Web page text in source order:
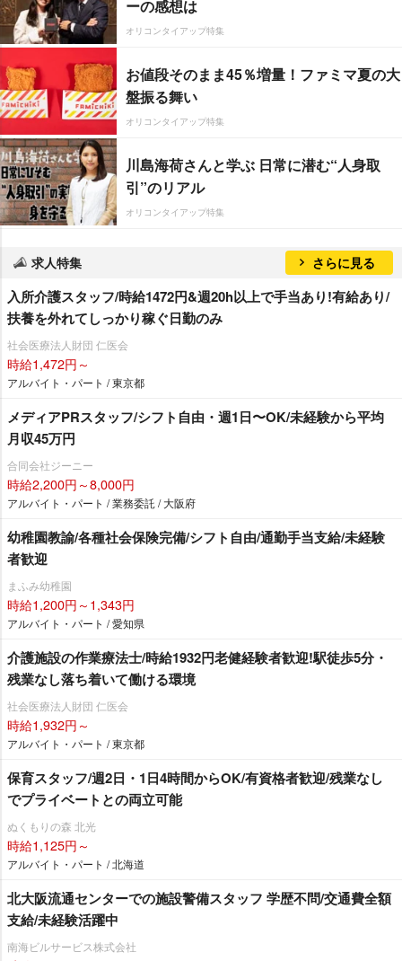
ーの感想は
オリコンタイアップ特集
お値段そのまま45％増量！ファミマ夏の大
盤振る舞い
オリコンタイアップ特集
川島海荷さんと学ぶ 日常に潜む“人身取
引”のリアル
オリコンタイアップ特集
求人特集 さらに見る
入所介護スタッフ/時給1472円&週20h以上で手当あり!有給あり/
扶養を外れてしっかり稼ぐ日勤のみ
社会医療法人財団 仁医会
時給1,472円～
アルバイト・パート / 東京都
メディアPRスタッフ/シフト自由・週1日〜OK/未経験から平均
月収45万円
合同会社ジーニー
時給2,200円～8,000円
アルバイト・パート / 業務委託 / 大阪府
幼稚園教諭/各種社会保険完備/シフト自由/通勤手当支給/未経験
者歓迎
まふみ幼稚園
時給1,200円～1,343円
アルバイト・パート / 愛知県
介護施設の作業療法士/時給1932円老健経験者歓迎!駅徒歩5分・
残業なし落ち着いて働ける環境
社会医療法人財団 仁医会
時給1,932円～
アルバイト・パート / 東京都
保育スタッフ/週2日・1日4時間からOK/有資格者歓迎/残業なし
でプライベートとの両立可能
ぬくもりの森 北光
時給1,125円～
アルバイト・パート / 北海道
北大阪流通センターでの施設警備スタッフ 学歴不問/交通費全額
支給/未経験活躍中
南海ビルサービス株式会社